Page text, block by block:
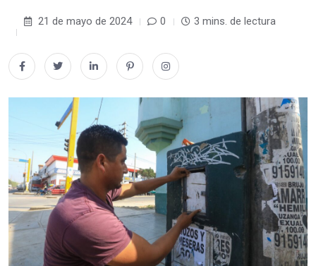
21 de mayo de 2024 0 3 mins. de lectura